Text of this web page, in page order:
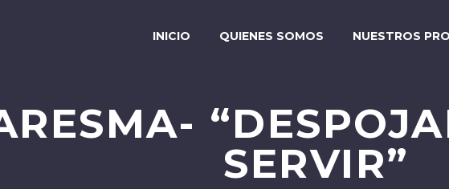
INICIO QUIENES SOMOS NUESTROS
SERVIR”